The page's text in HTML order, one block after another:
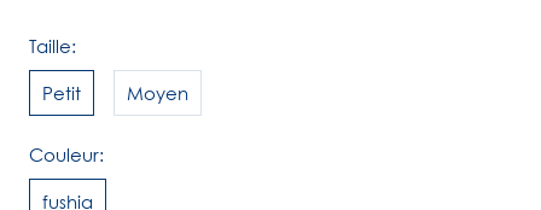
Taille:
Petit Moyen
Couleur:
fushia